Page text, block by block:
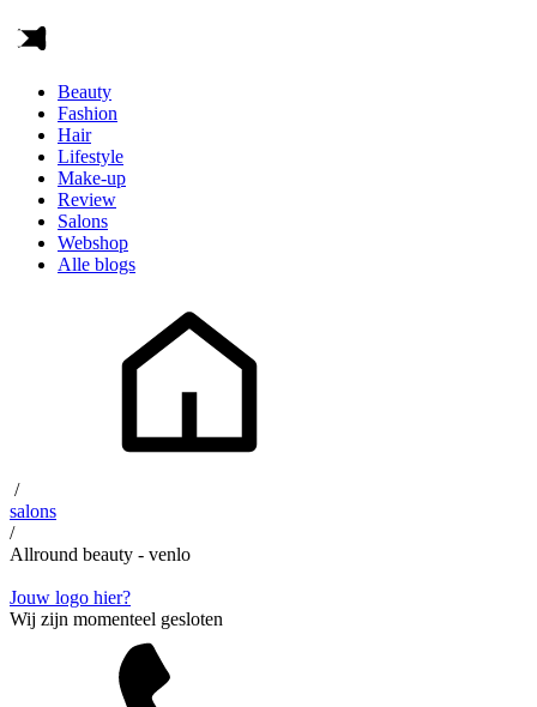
Beauty
Fashion
Hair
Lifestyle
Make-up
Review
Salons
Webshop
Alle blogs
/
salons
/
Allround beauty - venlo
Jouw logo hier?
Wij zijn momenteel gesloten